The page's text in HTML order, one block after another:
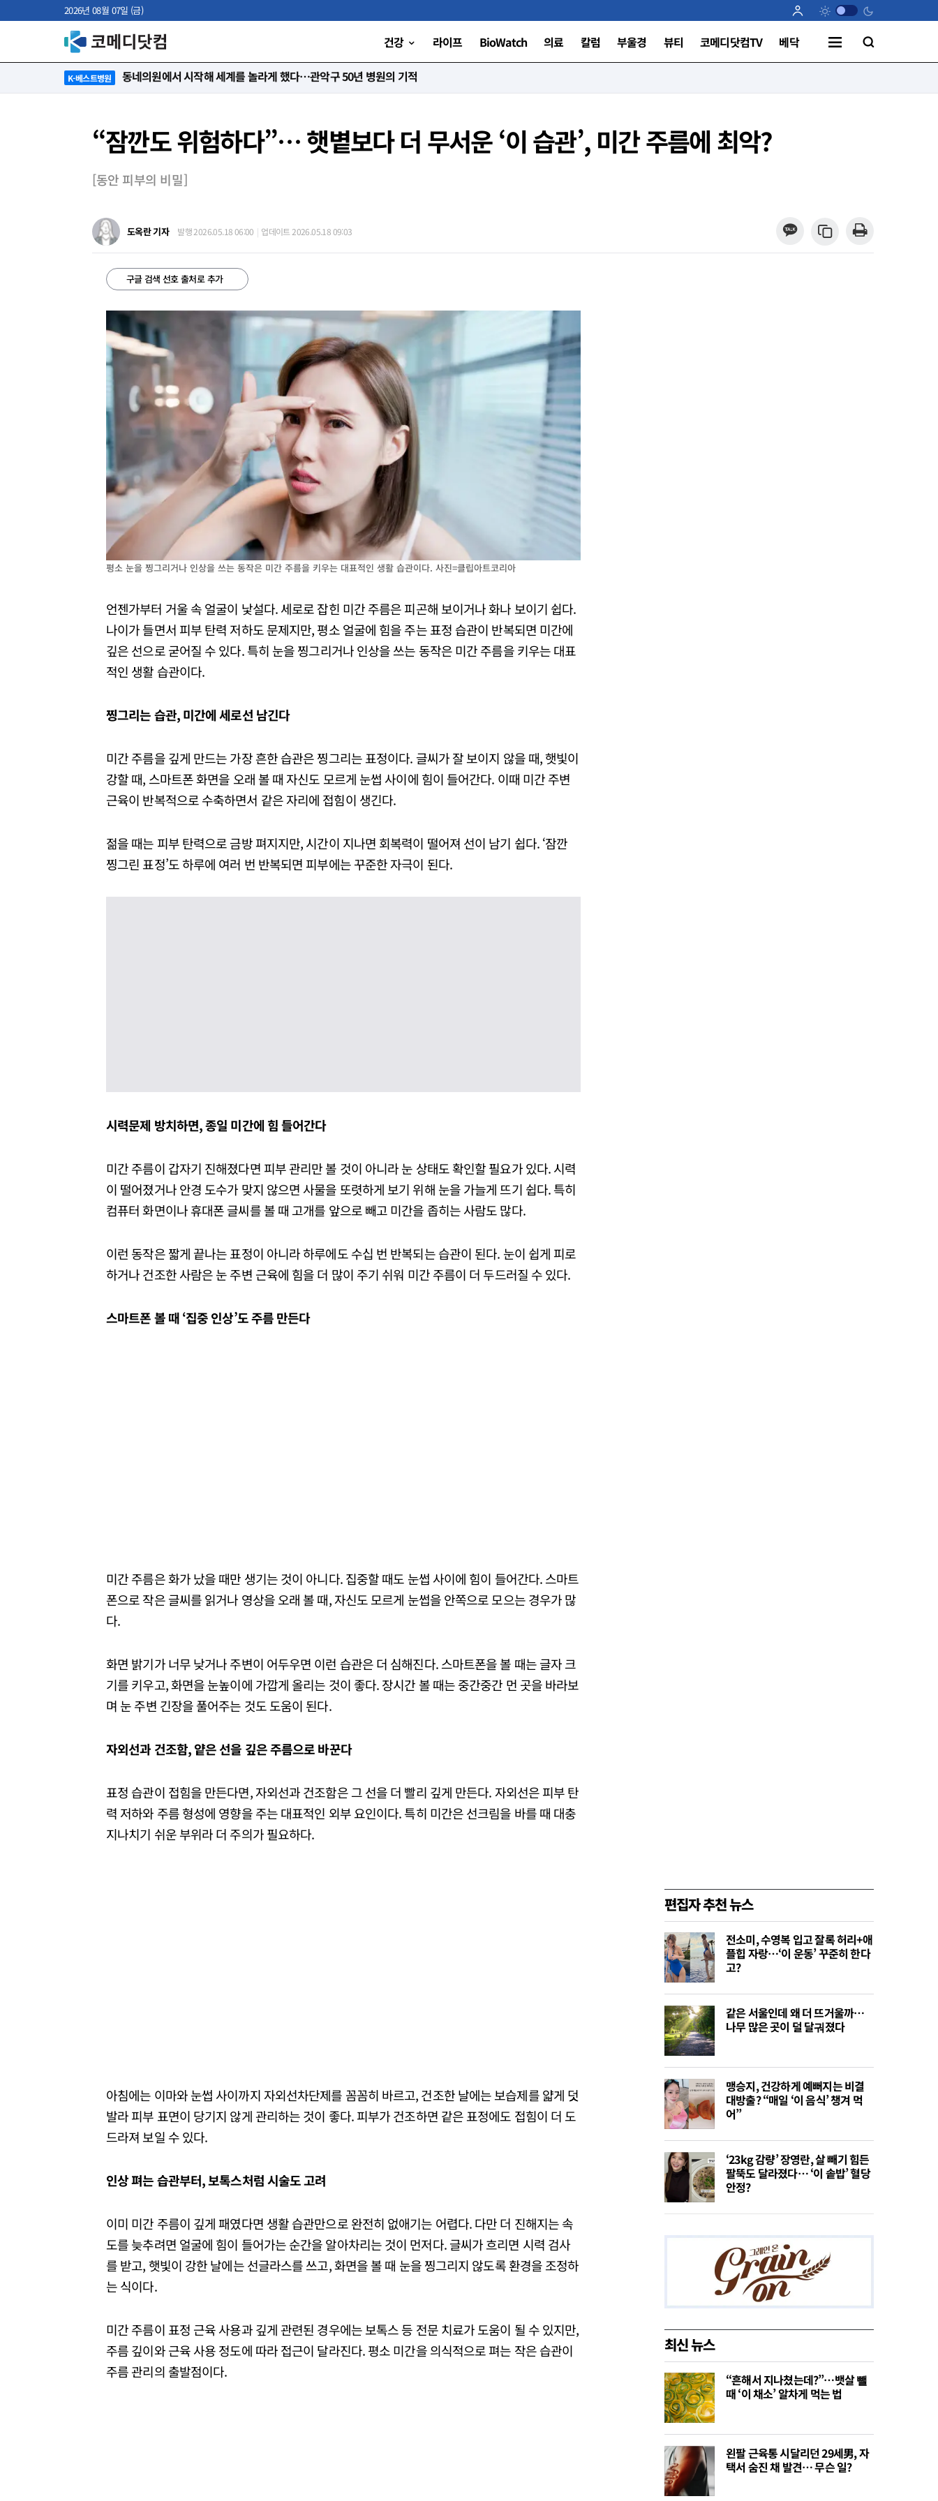
2026년 08월 07일 (금)
건강 라이프 BioWatch 의료 칼럼 부울경 뷰티 코메디닷컴TV 베닥
K-베스트병원 “절대 먼저 말하지 않아요. 대신 먼저 듣습니다”
“잠깐도 위험하다”… 햇볕보다 더 무서운 ‘이 습관’, 미간 주름에 최악?
[동안 피부의 비밀]
도옥란 기자 발행 2026.05.18 06:00 업데이트 2026.05.18 09:03
구글 검색 선호 출처로 추가
평소 눈을 찡그리거나 인상을 쓰는 동작은 미간 주름을 키우는 대표적인 생활 습관이다. 사진=클립아트코리아
언젠가부터 거울 속 얼굴이 낯설다. 세로로 잡힌 미간 주름은 피곤해 보이거나 화나 보이기 쉽다.
나이가 들면서 피부 탄력 저하도 문제지만, 평소 얼굴에 힘을 주는 표정 습관이 반복되면 미간에
깊은 선으로 굳어질 수 있다. 특히 눈을 찡그리거나 인상을 쓰는 동작은 미간 주름을 키우는 대표
적인 생활 습관이다.
찡그리는습관,미간에세로선 남긴다
미간 주름을 깊게 만드는 가장 흔한 습관은 찡그리는 표정이다. 글씨가 잘 보이지 않을 때, 햇빛이
강할 때, 스마트폰 화면을 오래 볼 때 자신도 모르게 눈썹 사이에 힘이 들어간다. 이때 미간 주변
근육이 반복적으로 수축하면서 같은 자리에 접힘이 생긴다.
젊을 때는 피부 탄력으로 금방 펴지지만, 시간이 지나면 회복력이 떨어져 선이 남기 쉽다. ‘잠깐
찡그린 표정’도 하루에 여러 번 반복되면 피부에는 꾸준한 자극이 된다.
시력문제 방치하면,종일 미간에 힘들어간다
미간 주름이 갑자기 진해졌다면 피부 관리만 볼 것이 아니라 눈 상태도 확인할 필요가 있다. 시력
이 떨어졌거나 안경 도수가 맞지 않으면 사물을 또렷하게 보기 위해 눈을 가늘게 뜨기 쉽다. 특히
컴퓨터 화면이나 휴대폰 글씨를 볼 때 고개를 앞으로 빼고 미간을 좁히는 사람도 많다.
이런 동작은 짧게 끝나는 표정이 아니라 하루에도 수십 번 반복되는 습관이 된다. 눈이 쉽게 피로
하거나 건조한 사람은 눈 주변 근육에 힘을 더 많이 주기 쉬워 미간 주름이 더 두드러질 수 있다.
스마트폰볼때 ‘집중인상’도주름만든다
미간 주름은 화가 났을 때만 생기는 것이 아니다. 집중할 때도 눈썹 사이에 힘이 들어간다. 스마트
폰으로 작은 글씨를 읽거나 영상을 오래 볼 때, 자신도 모르게 눈썹을 안쪽으로 모으는 경우가 많
다.
화면 밝기가 너무 낮거나 주변이 어두우면 이런 습관은 더 심해진다. 스마트폰을 볼 때는 글자 크
기를 키우고, 화면을 눈높이에 가깝게 올리는 것이 좋다. 장시간 볼 때는 중간중간 먼 곳을 바라보
며 눈 주변 긴장을 풀어주는 것도 도움이 된다.
자외선과 건조함,얕은선을 깊은주름으로바꾼다
표정 습관이 접힘을 만든다면, 자외선과 건조함은 그 선을 더 빨리 깊게 만든다. 자외선은 피부 탄
력 저하와 주름 형성에 영향을 주는 대표적인 외부 요인이다. 특히 미간은 선크림을 바를 때 대충
지나치기 쉬운 부위라 더 주의가 필요하다.
아침에는 이마와 눈썹 사이까지 자외선차단제를 꼼꼼히 바르고, 건조한 날에는 보습제를 얇게 덧
발라 피부 표면이 당기지 않게 관리하는 것이 좋다. 피부가 건조하면 같은 표정에도 접힘이 더 도
드라져 보일 수 있다.
인상펴는습관부터,보톡스처럼시술도고려
이미 미간 주름이 깊게 패였다면 생활 습관만으로 완전히 없애기는 어렵다. 다만 더 진해지는 속
도를 늦추려면 얼굴에 힘이 들어가는 순간을 알아차리는 것이 먼저다. 글씨가 흐리면 시력 검사
를 받고, 햇빛이 강한 날에는 선글라스를 쓰고, 화면을 볼 때 눈을 찡그리지 않도록 환경을 조정하
는 식이다.
미간 주름이 표정 근육 사용과 깊게 관련된 경우에는 보톡스 등 전문 치료가 도움이 될 수 있지만,
주름 깊이와 근육 사용 정도에 따라 접근이 달라진다. 평소 미간을 의식적으로 펴는 작은 습관이
주름 관리의 출발점이다.
편집자 추천 뉴스
전소미, 수영복 입고 잘록 허리+애
플힙 자랑…‘이 운동’ 꾸준히 한다
고?
같은 서울인데 왜 더 뜨거울까…
나무 많은 곳이 덜 달궈졌다
맹승지, 건강하게 예뻐지는 비결
대방출? “매일 ‘이 음식’ 챙겨 먹
어”
‘23kg 감량’ 장영란, 살 빼기 힘든
팔뚝도 달라졌다… ‘이 솥밥’ 혈당
안정?
최신 뉴스
“흔해서 지나쳤는데?”…뱃살 뺄
때 ‘이 채소’ 알차게 먹는 법
왼팔 근육통 시달리던 29세男, 자
택서 숨진 채 발견… 무슨 일?